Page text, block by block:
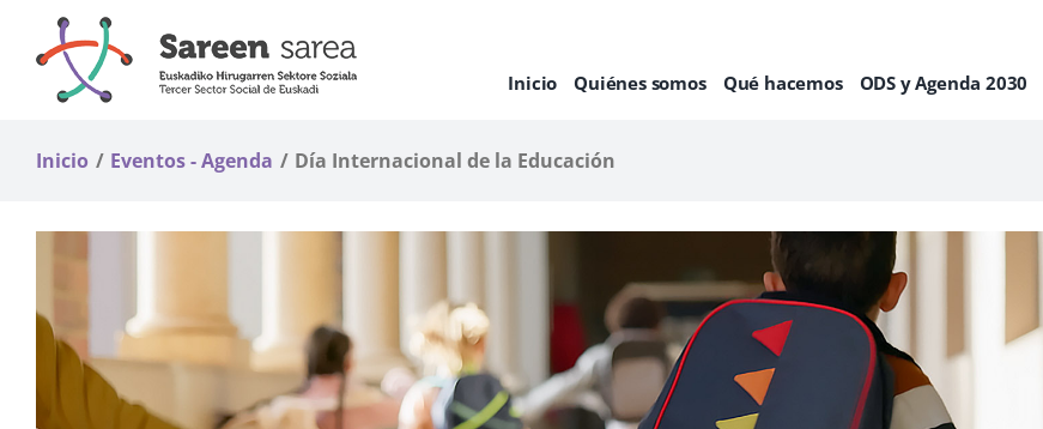
contenido
Inicio Quiénes somos Qué hacemos ODS y Agenda 2030
Inicio Eventos - Agenda Día Internacional de la Educación